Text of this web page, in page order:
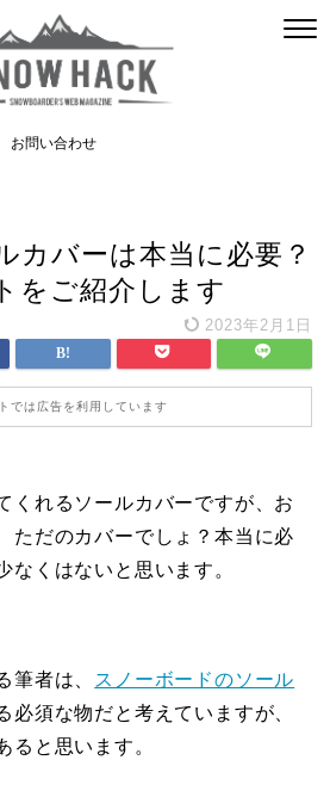
お問い合わせ
カバーは本当に必要？
をご紹介します
2023年2月1日
では広告を利用しています
くれるソールカバーですが、お
ただのカバーでしょ？本当に必
なくはないと思います。
筆者は、
スノーボードのソール
必須な物だと考えていますが、
ると思います。